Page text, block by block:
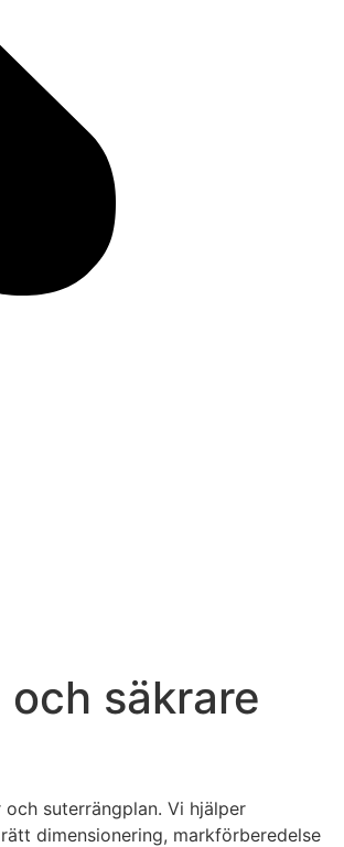
säkrare
suterrängplan. Vi hjälper
dimensionering, markförberedelse